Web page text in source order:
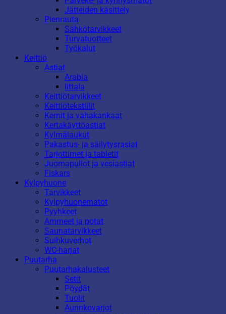
Jätteiden käsittely
Pienrauta
Sähkötarvikkeet
Turvatuotteet
Työkalut
Keittiö
Astiat
Arabia
Iittala
Keittiötarvikkeet
Keittiötekstiilit
Kernit ja vahakankaat
Kertakäyttöastiat
Kylmälaukut
Pakastus- ja säilytysrasiat
Tarjottimet ja tabletit
Juomapullot ja vesiastiat
Fiskars
Kylpyhuone
Tarvikkeet
Kylpyhuonematot
Pyyhkeet
Ammeet ja potat
Saunatarvikkeet
Suihkuverhot
WC-harjat
Puutarha
Puutarhakalusteet
Setit
Pöydät
Tuolit
Aurinkovarjot